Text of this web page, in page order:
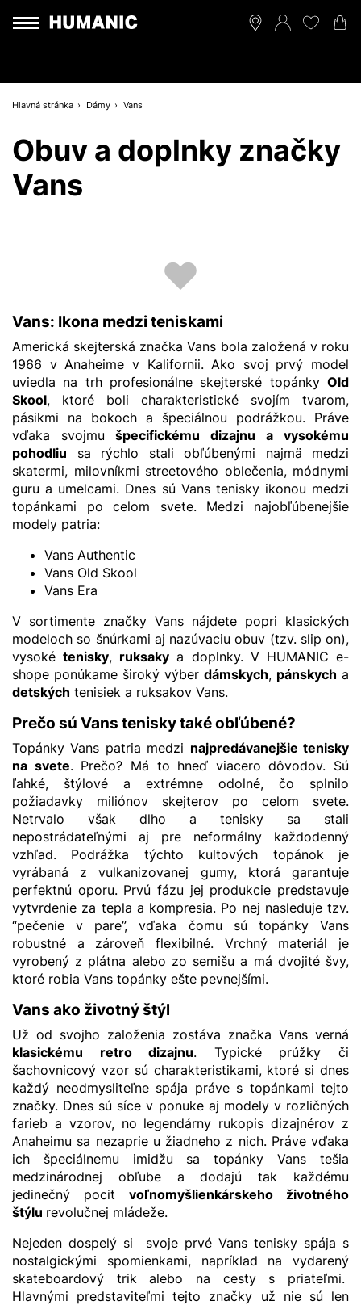
Hlavná stránka Dámy Vans
Obuv a doplnky značky
Vans
Vans: Ikona medzi teniskami
Americká skejterská značka Vans bola založená v roku
1966 v Anaheime v Kalifornii. Ako svoj prvý model
uviedla na trh profesionálne skejterské topánky Old
Skool, ktoré boli charakteristické svojím tvarom,
pásikmi na bokoch a špeciálnou podrážkou. Práve
vďaka svojmu špecifickému dizajnu a vysokému
pohodliu sa rýchlo stali obľúbenými najmä medzi
skatermi, milovníkmi streetového oblečenia, módnymi
guru a umelcami. Dnes sú Vans tenisky ikonou medzi
topánkami po celom svete. Medzi najobľúbenejšie
modely patria:
Vans Authentic
Vans Old Skool
Vans Era
V sortimente značky Vans nájdete popri klasických
modeloch so šnúrkami aj nazúvaciu obuv (tzv. slip on),
vysokétenisky, ruksaky a doplnky. V HUMANIC e-
shope ponúkame široký výber dámskych, pánskych a
detských tenisiek a ruksakov Vans.
Prečo sú Vans tenisky také obľúbené?
Topánky Vans patria medzi najpredávanejšie tenisky
na svete. Prečo? Má to hneď viacero dôvodov. Sú
ľahké, štýlové a extrémne odolné, čo splnilo
požiadavky miliónov skejterov po celom svete.
Netrvalo však dlho a tenisky sa stali
nepostrádateľnými aj pre neformálny každodenný
vzhľad. Podrážka týchto kultových topánok je
vyrábaná z vulkanizovanej gumy, ktorá garantuje
perfektnú oporu. Prvú fázu jej produkcie predstavuje
vytvrdenie za tepla a kompresia. Po nej nasleduje tzv.
“pečenie v pare”, vďaka čomu sú topánky Vans
robustné a zároveň flexibilné. Vrchný materiál je
vyrobený z plátna alebo zo semišu a má dvojité švy,
ktoré robia Vans topánky ešte pevnejšími.
Vans ako životný štýl
Už od svojho založenia zostáva značka Vans verná
klasickému retro dizajnu. Typické prúžky či
šachovnicový vzor sú charakteristikami, ktoré si dnes
každý neodmysliteľne spája práve s topánkami tejto
značky. Dnes sú síce v ponuke aj modely v rozličných
farieb a vzorov, no legendárny rukopis dizajnérov z
Anaheimu sa nezaprie u žiadneho z nich. Práve vďaka
ich špeciálnemu imidžu sa topánky Vans tešia
medzinárodnej obľube a dodajú tak každému
jedinečný pocit voľnomyšlienkárskeho životného
štýlu revolučnej mládeže.
Nejeden dospelý si svoje prvé Vans tenisky spája s
nostalgickými spomienkami, napríklad na vydarený
skateboardový trik alebo na cesty s priateľmi.
Hlavnými predstaviteľmi tejto značky už nie sú len